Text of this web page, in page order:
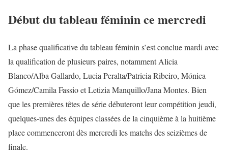
Début du tableau féminin ce mercredi
La phase qualificative du tableau féminin s’est conclue mardi avec
la qualification de plusieurs paires, notamment Alicia
Blanco/Alba Gallardo, Lucia Peralta/Patricia Ribeiro, Mónica
Gómez/Camila Fassio et Letizia Manquillo/Jana Montes. Bien
que les premières têtes de série débuteront leur compétition jeudi,
quelques-unes des équipes classées de la cinquième à la huitième
place commenceront dès mercredi les matchs des seizièmes de
finale.